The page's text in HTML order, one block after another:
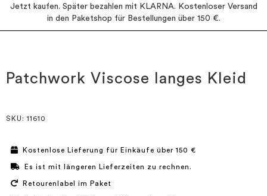
Jetzt kaufen. Später bezahlen mit KLARNA. Kostenloser Versand
in den Paketshop für Bestellungen über 150 €.
der
Bildgalerie
der
Bildgalerie
Patchwork Viscose langes Kleid
SKU : 11610
Kostenlose Lieferung für Einkäufe über 150 €
Es ist mit längeren Lieferzeiten zu rechnen.
Retourenlabel im Paket